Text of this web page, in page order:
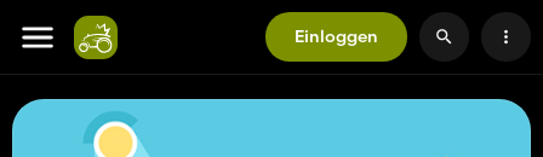
Einloggen